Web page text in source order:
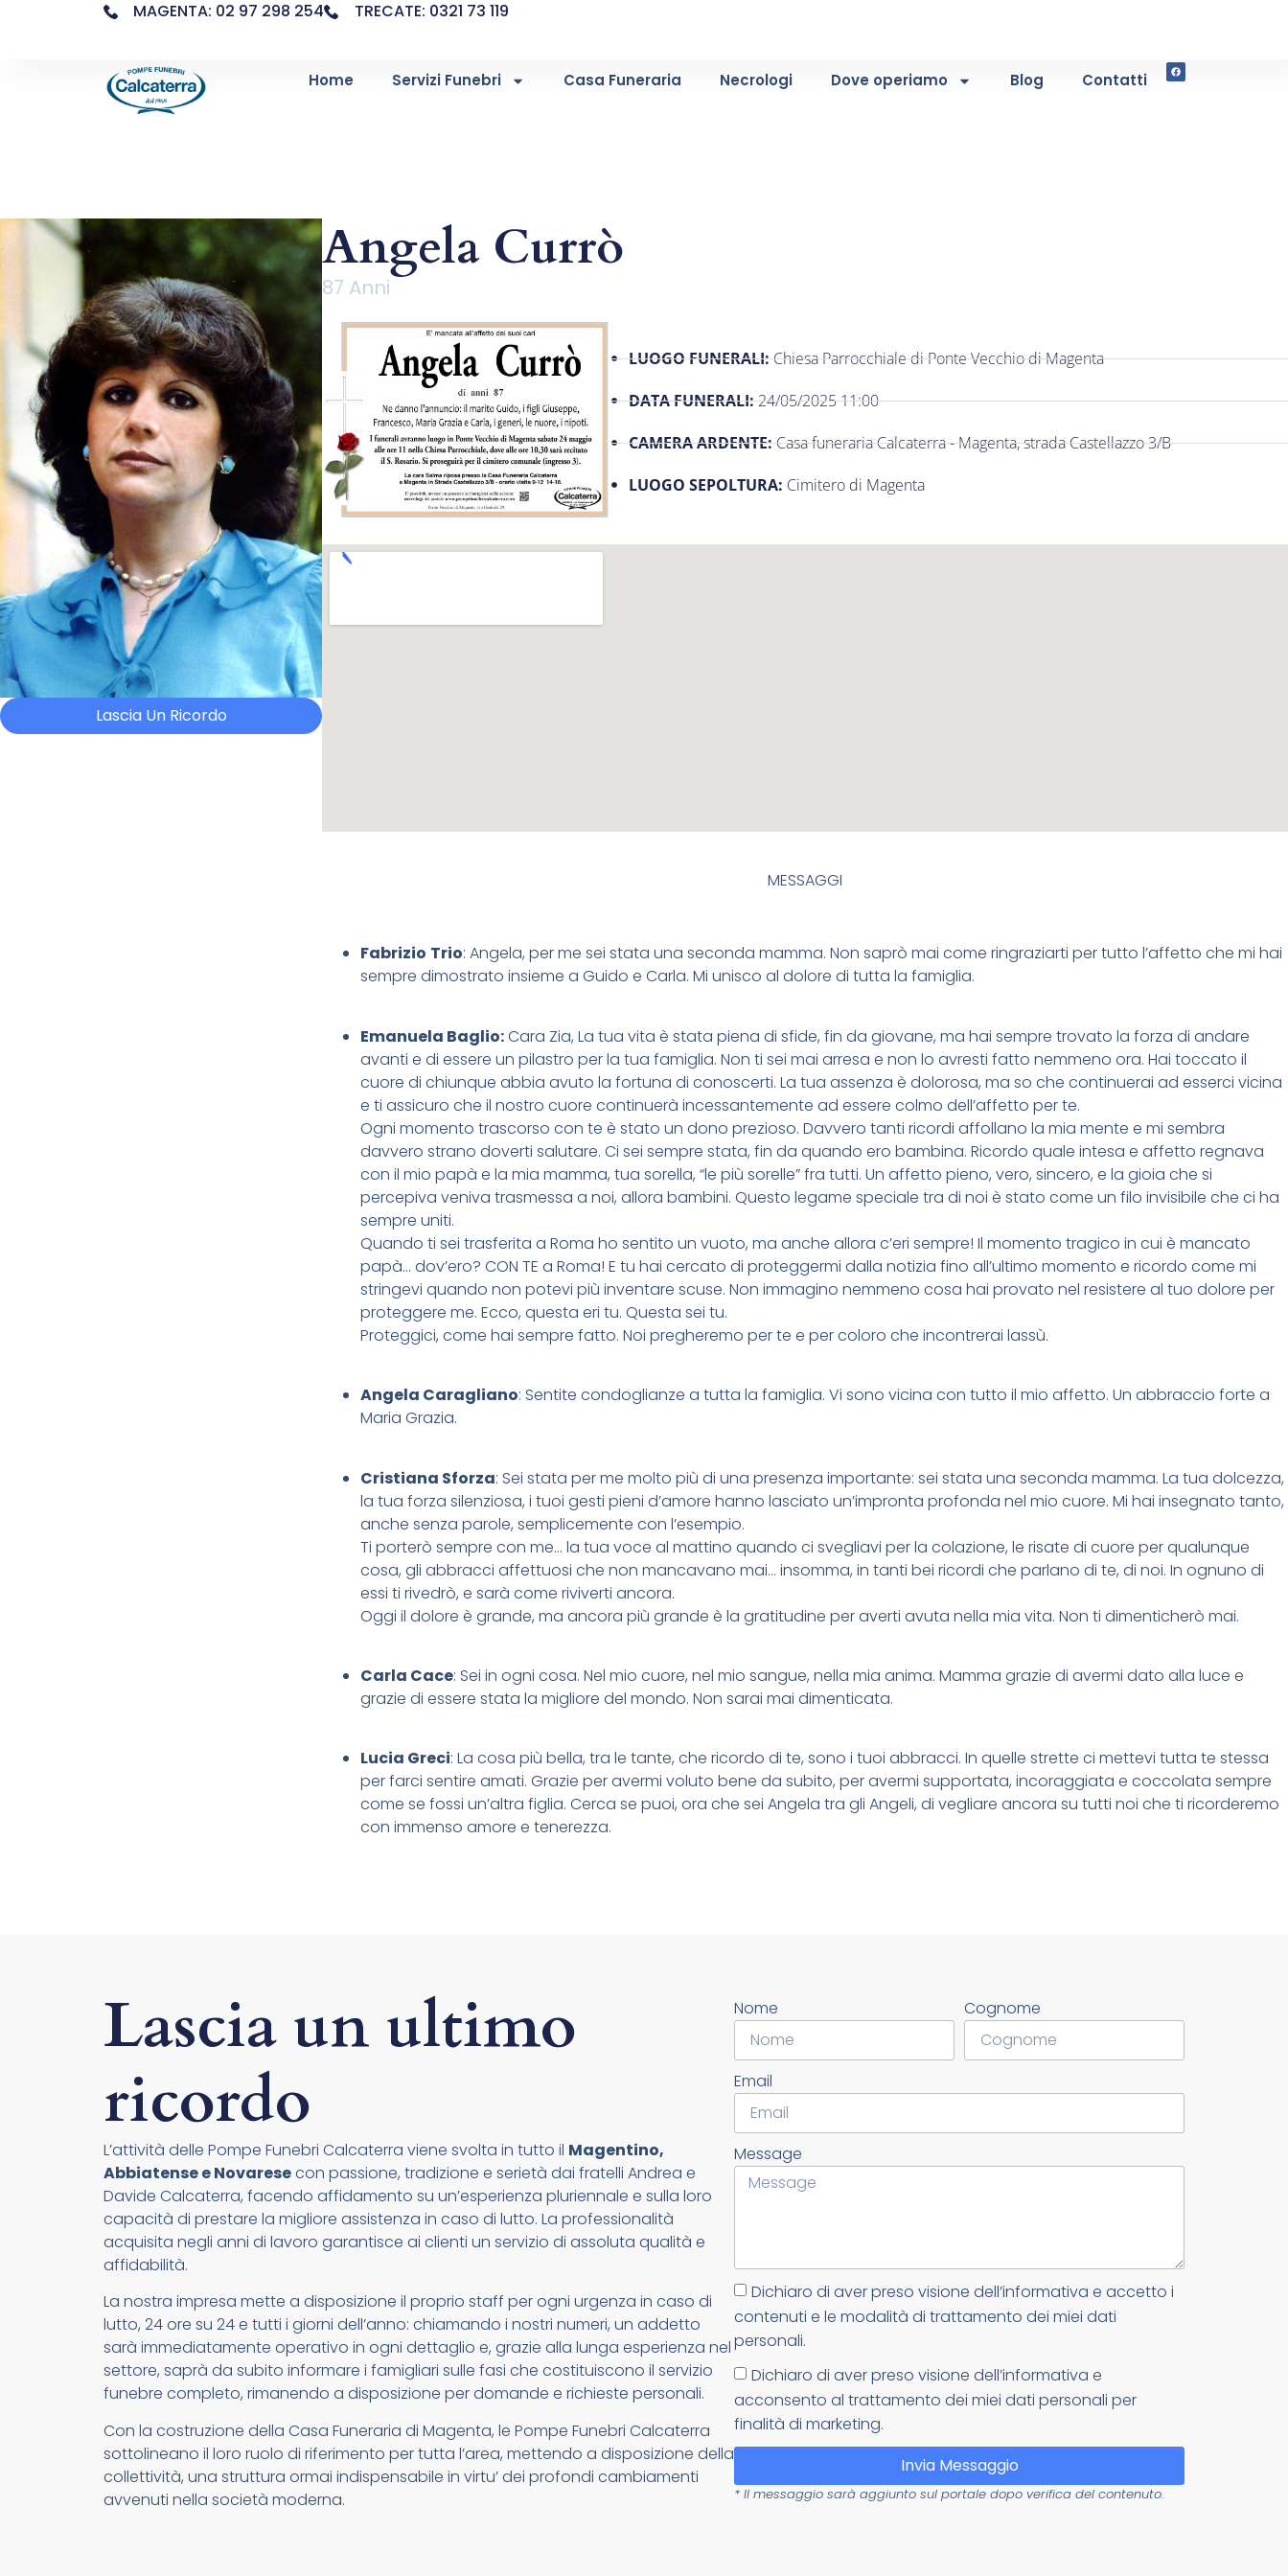
MAGENTA: 02 97 298 254 TRECATE: 0321 73 119
Home Servizi Funebri Casa Funeraria Necrologi Dove operiamo Blog Contatti
Lascia Un Ricordo
Angela Currò
87 Anni
LUOGO FUNERALI:Chiesa Parrocchiale di Ponte Vecchio di Magenta
DATA FUNERALI:24/05/2025 11:00
CAMERA ARDENTE:Casa funeraria Calcaterra - Magenta, strada Castellazzo 3/B
LUOGO SEPOLTURA: Cimitero di Magenta
MESSAGGI
Fabrizio Trio: Angela, per me sei stata una seconda mamma. Non saprò mai come ringraziarti per tutto l’affetto che mi hai
sempre dimostrato insieme a Guido e Carla. Mi unisco al dolore di tutta la famiglia.
Emanuela Baglio:Cara Zia, La tua vita è stata piena di sfide, fin da giovane, ma hai sempre trovato la forza di andare
avanti e di essere un pilastro per la tua famiglia. Non ti sei mai arresa e non lo avresti fatto nemmeno ora. Hai toccato il
cuore di chiunque abbia avuto la fortuna di conoscerti. La tua assenza è dolorosa, ma so che continuerai ad esserci vicina
e ti assicuro che il nostro cuore continuerà incessantemente ad essere colmo dell’affetto per te.
Ogni momento trascorso con te è stato un dono prezioso. Davvero tanti ricordi affollano la mia mente e mi sembra
davvero strano doverti salutare. Ci sei sempre stata, fin da quando ero bambina. Ricordo quale intesa e affetto regnava
con il mio papà e la mia mamma, tua sorella, “le più sorelle” fra tutti. Un affetto pieno, vero, sincero, e la gioia che si
percepiva veniva trasmessa a noi, allora bambini. Questo legame speciale tra di noi è stato come un filo invisibile che ci ha
sempre uniti.
Quando ti sei trasferita a Roma ho sentito un vuoto, ma anche allora c’eri sempre! Il momento tragico in cui è mancato
papà… dov’ero? CON TE a Roma! E tu hai cercato di proteggermi dalla notizia fino all’ultimo momento e ricordo come mi
stringevi quando non potevi più inventare scuse. Non immagino nemmeno cosa hai provato nel resistere al tuo dolore per
proteggere me. Ecco, questa eri tu. Questa sei tu.
Proteggici, come hai sempre fatto. Noi pregheremo per te e per coloro che incontrerai lassù.
Angela Caragliano: Sentite condoglianze a tutta la famiglia. Vi sono vicina con tutto il mio affetto. Un abbraccio forte a
Maria Grazia.
Cristiana Sforza: Sei stata per me molto più di una presenza importante: sei stata una seconda mamma. La tua dolcezza,
la tua forza silenziosa, i tuoi gesti pieni d’amore hanno lasciato un’impronta profonda nel mio cuore. Mi hai insegnato tanto,
anche senza parole, semplicemente con l’esempio.
Ti porterò sempre con me… la tua voce al mattino quando ci svegliavi per la colazione, le risate di cuore per qualunque
cosa, gli abbracci affettuosi che non mancavano mai… insomma, in tanti bei ricordi che parlano di te, di noi. In ognuno di
essi ti rivedrò, e sarà come riviverti ancora.
Oggi il dolore è grande, ma ancora più grande è la gratitudine per averti avuta nella mia vita. Non ti dimenticherò mai.
Carla Cace: Sei in ogni cosa. Nel mio cuore, nel mio sangue, nella mia anima. Mamma grazie di avermi dato alla luce e
grazie di essere stata la migliore del mondo. Non sarai mai dimenticata.
Lucia Greci: La cosa più bella, tra le tante, che ricordo di te, sono i tuoi abbracci. In quelle strette ci mettevi tutta te stessa
per farci sentire amati. Grazie per avermi voluto bene da subito, per avermi supportata, incoraggiata e coccolata sempre
come se fossi un’altra figlia. Cerca se puoi, ora che sei Angela tra gli Angeli, di vegliare ancora su tutti noi che ti ricorderemo
con immenso amore e tenerezza.
Lascia un ultimo
ricordo
L’attività delle Pompe Funebri Calcaterra viene svolta in tutto il Magentino,
Abbiatense e Novaresecon passione, tradizione e serietà dai fratelli Andrea e
Davide Calcaterra, facendo affidamento su un’esperienza pluriennale e sulla loro
capacità di prestare la migliore assistenza in caso di lutto. La professionalità
acquisita negli anni di lavoro garantisce ai clienti un servizio di assoluta qualità e
affidabilità.
La nostra impresa mette a disposizione il proprio staff per ogni urgenza in caso di
lutto, 24 ore su 24 e tutti i giorni dell’anno: chiamando i nostri numeri, un addetto
sarà immediatamente operativo in ogni dettaglio e, grazie alla lunga esperienza nel
settore, saprà da subito informare i famigliari sulle fasi che costituiscono il servizio
funebre completo, rimanendo a disposizione per domande e richieste personali.
Con la costruzione della Casa Funeraria di Magenta, le Pompe Funebri Calcaterra
sottolineano il loro ruolo di riferimento per tutta l’area, mettendo a disposizione della
collettività, una struttura ormai indispensabile in virtu’ dei profondi cambiamenti
avvenuti nella società moderna.
Nome Cognome
Email
Message
Dichiaro di aver preso visione dell’informativa e accetto i
contenuti e le modalità di trattamento dei miei dati
personali.
Dichiaro di aver preso visione dell’informativa e
acconsento al trattamento dei miei dati personali per
finalità di marketing.
Invia Messaggio
* Il messaggio sarà aggiunto sul portale dopo verifica del contenuto.